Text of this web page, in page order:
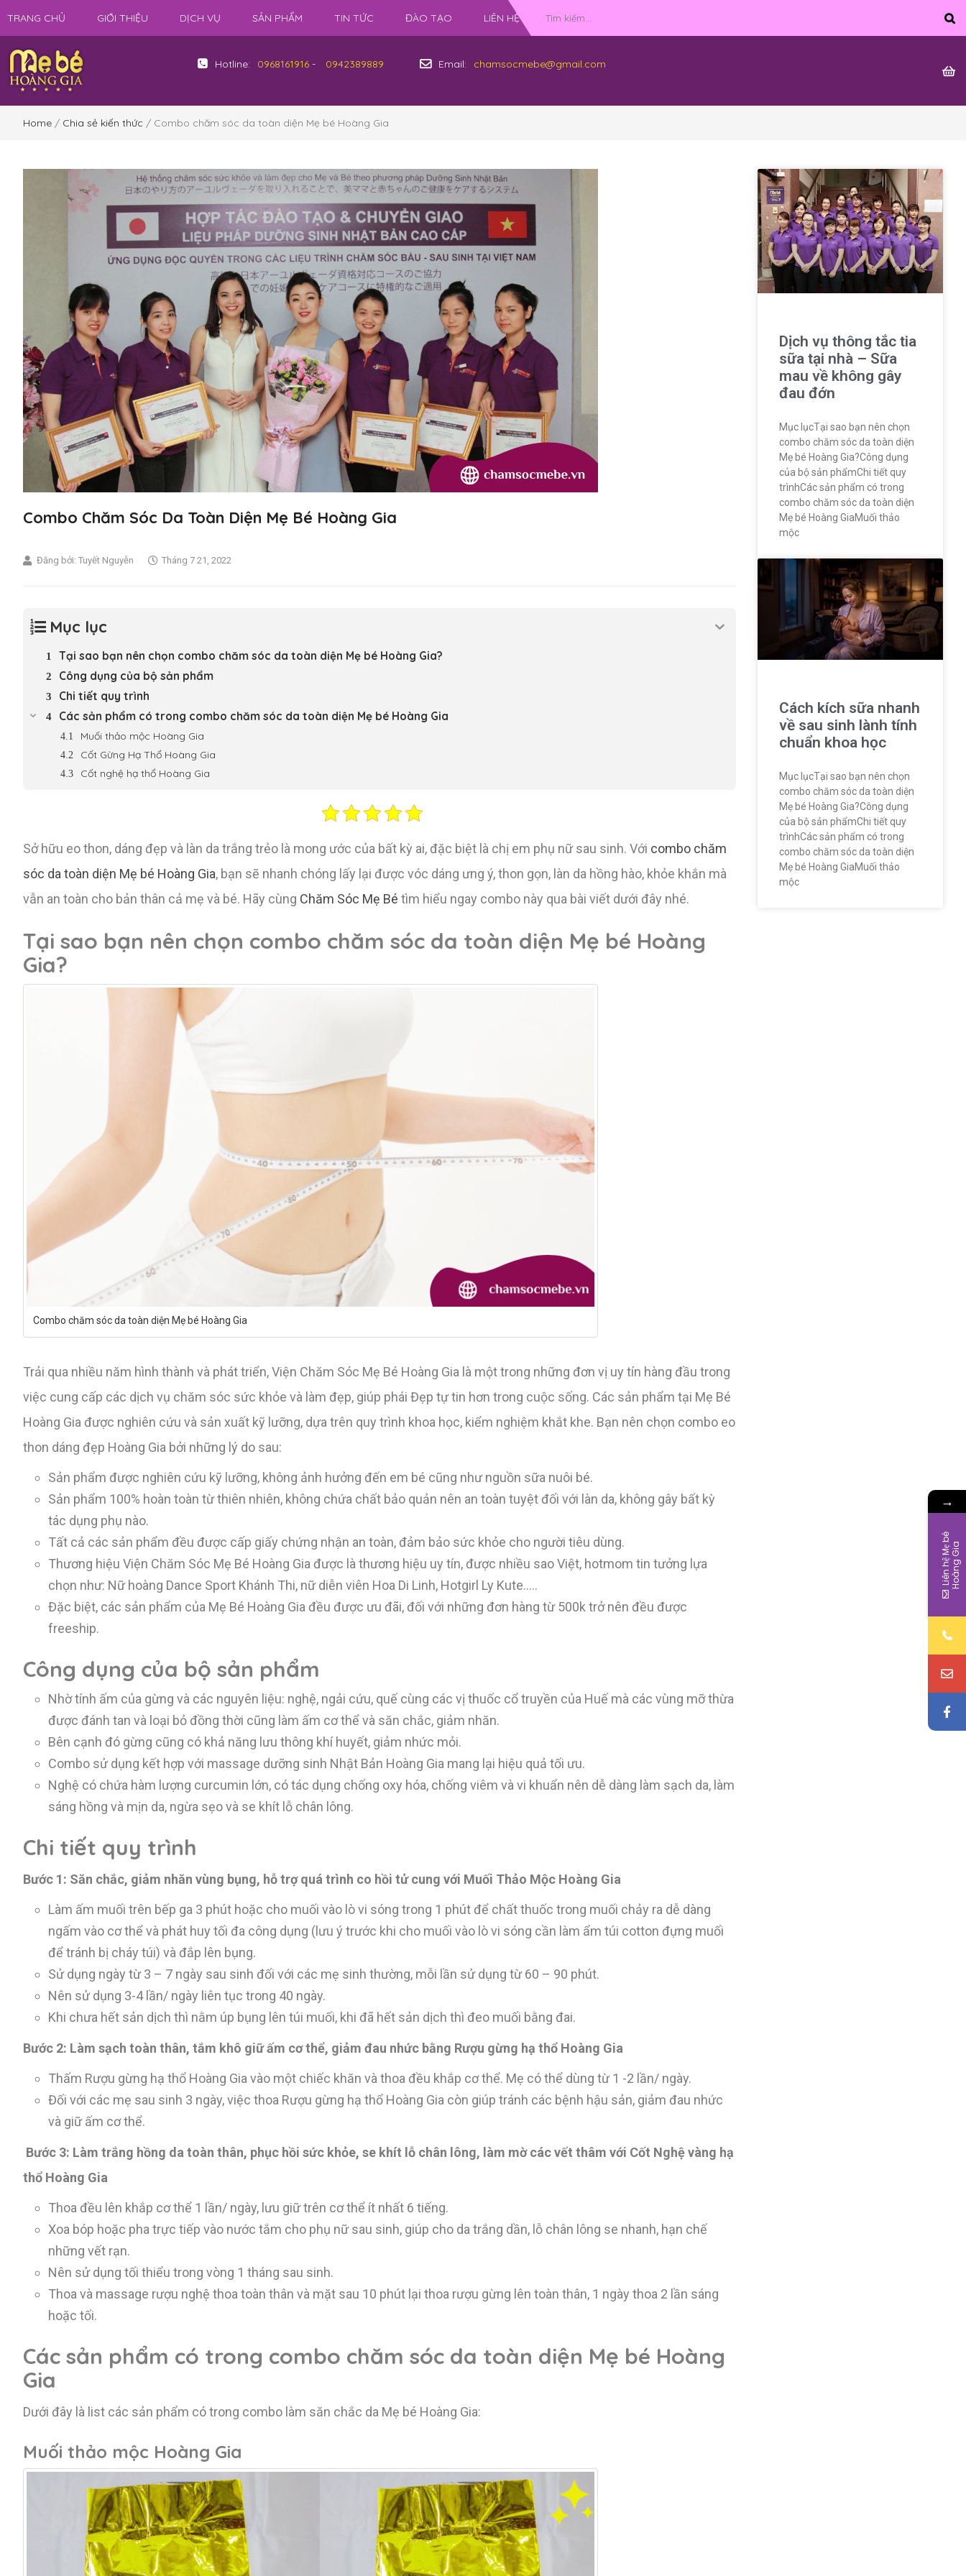
TRANG CHỦ GIỚI THIỆU DỊCH VỤ SẢN PHẨM TIN TỨC ĐÀO TẠO LIÊN HỆ
Hotline: 0968161916- 0942389889 Email: chamsocmebe@gmail.com
Home / Chia sẻ kiến thức / Combo chăm sóc da toàn diện Mẹ bé Hoàng Gia
Combo Chăm Sóc Da Toàn Diện Mẹ Bé Hoàng Gia
Đăng bởi: Tuyết Nguyễn Tháng 7 21, 2022
Mục lục
Tại sao bạn nên chọn combo chăm sóc da toàn diện Mẹ bé Hoàng Gia?
Công dụng của bộ sản phẩm
Chi tiết quy trình
Các sản phẩm có trong combo chăm sóc da toàn diện Mẹ bé Hoàng Gia
Muối thảo mộc Hoàng Gia
Cốt Gừng Hạ Thổ Hoàng Gia
Cốt nghệ hạ thổ Hoàng Gia
Sở hữu eo thon, dáng đẹp và làn da trắng trẻo là mong ước của bất kỳ ai, đặc biệt là chị em phụ nữ sau sinh. Với combo chăm
sóc da toàn diện Mẹ bé Hoàng Gia, bạn sẽ nhanh chóng lấy lại được vóc dáng ưng ý, thon gọn, làn da hồng hào, khỏe khắn mà
vẫn an toàn cho bản thân cả mẹ và bé. Hãy cùng Chăm Sóc Mẹ Bé tìm hiểu ngay combo này qua bài viết dưới đây nhé.
Tại sao bạn nên chọn combo chăm sóc da toàn diện Mẹ bé Hoàng
Gia?
Combo chăm sóc da toàn diện Mẹ bé Hoàng Gia
Trải qua nhiều năm hình thành và phát triển, Viện Chăm Sóc Mẹ Bé Hoàng Gia là một trong những đơn vị uy tín hàng đầu trong
việc cung cấp các dịch vụ chăm sóc sức khỏe và làm đẹp, giúp phái Đẹp tự tin hơn trong cuộc sống. Các sản phẩm tại Mẹ Bé
Hoàng Gia được nghiên cứu và sản xuất kỹ lưỡng, dựa trên quy trình khoa học, kiểm nghiệm khắt khe. Bạn nên chọn combo eo
thon dáng đẹp Hoàng Gia bởi những lý do sau:
Sản phẩm được nghiên cứu kỹ lưỡng, không ảnh hưởng đến em bé cũng như nguồn sữa nuôi bé.
Sản phẩm 100% hoàn toàn từ thiên nhiên, không chứa chất bảo quản nên an toàn tuyệt đối với làn da, không gây bất kỳ
tác dụng phụ nào.
Tất cả các sản phẩm đều được cấp giấy chứng nhận an toàn, đảm bảo sức khỏe cho người tiêu dùng.
Thương hiệu Viện Chăm Sóc Mẹ Bé Hoàng Gia được là thương hiệu uy tín, được nhiều sao Việt, hotmom tin tưởng lựa
chọn như: Nữ hoàng Dance Sport Khánh Thi, nữ diễn viên Hoa Di Linh, Hotgirl Ly Kute…..
Đặc biệt, các sản phẩm của Mẹ Bé Hoàng Gia đều được ưu đãi, đối với những đơn hàng từ 500k trở nên đều được
freeship.
Công dụng của bộ sản phẩm
Nhờ tính ấm của gừng và các nguyên liệu: nghệ, ngải cứu, quế cùng các vị thuốc cổ truyền của Huế mà các vùng mỡ thừa
được đánh tan và loại bỏ đồng thời cũng làm ấm cơ thể và săn chắc, giảm nhăn.
Bên cạnh đó gừng cũng có khả năng lưu thông khí huyết, giảm nhức mỏi.
Combo sử dụng kết hợp với massage dưỡng sinh Nhật Bản Hoàng Gia mang lại hiệu quả tối ưu.
Nghệ có chứa hàm lượng curcumin lớn, có tác dụng chống oxy hóa, chống viêm và vi khuẩn nên dễ dàng làm sạch da, làm
sáng hồng và mịn da, ngừa sẹo và se khít lỗ chân lông.
Chi tiết quy trình
Bước 1: Săn chắc, giảm nhăn vùng bụng, hỗ trợ quá trình co hồi tử cung với Muối Thảo Mộc Hoàng Gia
Làm ấm muối trên bếp ga 3 phút hoặc cho muối vào lò vi sóng trong 1 phút để chất thuốc trong muối chảy ra dễ dàng
ngấm vào cơ thể và phát huy tối đa công dụng (lưu ý trước khi cho muối vào lò vi sóng cần làm ẩm túi cotton đựng muối
để tránh bị cháy túi) và đắp lên bụng.
Sử dụng ngày từ 3 – 7 ngày sau sinh đối với các mẹ sinh thường, mỗi lần sử dụng từ 60 – 90 phút.
Nên sử dụng 3-4 lần/ ngày liên tục trong 40 ngày.
Khi chưa hết sản dịch thì nằm úp bụng lên túi muối, khi đã hết sản dịch thì đeo muối bằng đai.
Bước 2: Làm sạch toàn thân, tắm khô giữ ấm cơ thể, giảm đau nhức bằng Rượu gừng hạ thổ Hoàng Gia
Thấm Rượu gừng hạ thổ Hoàng Gia vào một chiếc khăn và thoa đều khắp cơ thể. Mẹ có thể dùng từ 1 -2 lần/ ngày.
Đối với các mẹ sau sinh 3 ngày, việc thoa Rượu gừng hạ thổ Hoàng Gia còn giúp tránh các bệnh hậu sản, giảm đau nhức
và giữ ấm cơ thể.
Bước 3: Làm trắng hồng da toàn thân, phục hồi sức khỏe, se khít lỗ chân lông, làm mờ các vết thâm với Cốt Nghệ vàng hạ
thổ Hoàng Gia
Thoa đều lên khắp cơ thể 1 lần/ ngày, lưu giữ trên cơ thể ít nhất 6 tiếng.
Xoa bóp hoặc pha trực tiếp vào nước tắm cho phụ nữ sau sinh, giúp cho da trắng dần, lỗ chân lông se nhanh, hạn chế
những vết rạn.
Nên sử dụng tối thiểu trong vòng 1 tháng sau sinh.
Thoa và massage rượu nghệ thoa toàn thân và mặt sau 10 phút lại thoa rượu gừng lên toàn thân, 1 ngày thoa 2 lần sáng
hoặc tối.
Các sản phẩm có trong combo chăm sóc da toàn diện Mẹ bé Hoàng
Gia
Dưới đây là list các sản phẩm có trong combo làm săn chắc da Mẹ bé Hoàng Gia:
Muối thảo mộc Hoàng Gia
Dịch vụ thông tắc tia
sữa tại nhà – Sữa
mau về không gây
đau đớn
Mục lụcTại sao bạn nên chọn
combo chăm sóc da toàn diện
Mẹ bé Hoàng Gia?Công dụng
của bộ sản phẩmChi tiết quy
trìnhCác sản phẩm có trong
combo chăm sóc da toàn diện
Mẹ bé Hoàng GiaMuối thảo
mộc
Cách kích sữa nhanh
về sau sinh lành tính
chuẩn khoa học
Mục lụcTại sao bạn nên chọn
combo chăm sóc da toàn diện
Mẹ bé Hoàng Gia?Công dụng
của bộ sản phẩmChi tiết quy
trìnhCác sản phẩm có trong
combo chăm sóc da toàn diện
Mẹ bé Hoàng GiaMuối thảo
mộc
→
L
i
ê
n
h
ệ
M
ẹ
b
é
H
o
à
n
g
G
ia